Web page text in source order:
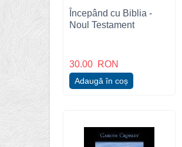
Începând cu Biblia -
Noul Testament
30.00 RON
Adaugă în coș